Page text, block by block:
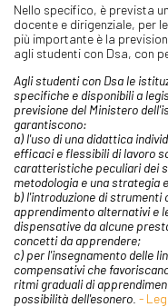
Nello specifico, è prevista
docente e dirigenziale, per
più importante è la
agli studenti con Dsa, con
Agli studenti con Dsa le
specifiche e disponibili a
previsione del Ministero
garantiscono:
a) l'uso di una didattica
efficaci e flessibili di lavoro
caratteristiche peculiari dei
metodologia e una strategia
b) l'introduzione di strumenti
apprendimento alternativi e
dispensative da alcune
concetti da apprendere;
c) per l'insegnamento delle
compensativi che
ritmi graduali di
possibilità dell'esonero -